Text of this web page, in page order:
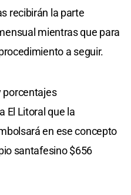
recibirán la parte
mientras que para
a seguir.
porcentajes
El Litoral que la
en ese concepto
santafesino $656